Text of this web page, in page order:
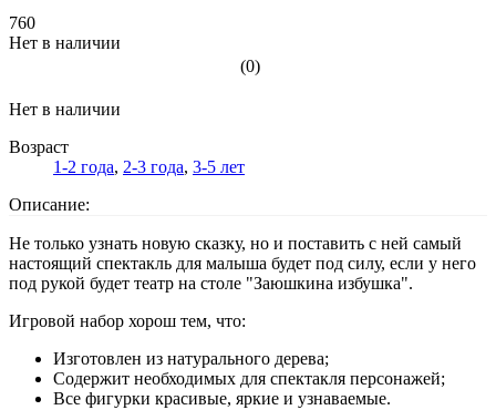
760
Нет в наличии
(0)
Нет в наличии
Возраст
1-2 года, 2-3 года, 3-5 лет
Описание:
Не только узнать новую сказку, но и поставить с ней самый
настоящий спектакль для малыша будет под силу, если у него
под рукой будет театр на столе "Заюшкина избушка".
Игровой набор хорош тем, что:
Изготовлен из натурального дерева;
Содержит необходимых для спектакля персонажей;
Все фигурки красивые, яркие и узнаваемые.